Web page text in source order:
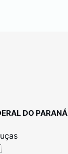
DO PARANÁ